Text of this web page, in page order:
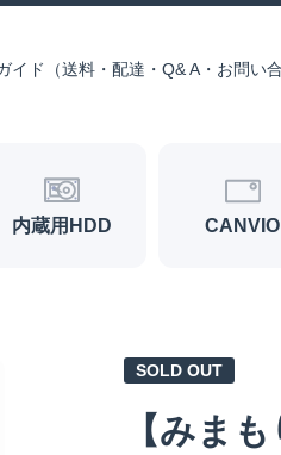
イド（送料・配達・Q& A・お問い合
内蔵用HDD CANVIO
SOLD OUT
【みま